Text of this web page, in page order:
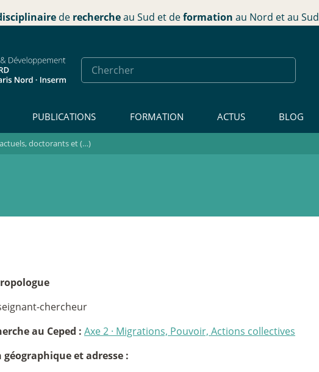
de rechercheau Sud et deformation au Nord et au Sud
PUBLICATIONS FORMATION ACTUS BLOG
doctorants et (…)
chercheur
au Ceped : Axe 2 · Migrations, Pouvoir, Actions collectives
et adresse :